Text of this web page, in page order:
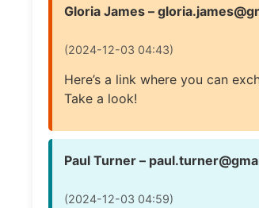
Gloria James –
(2024-12-03 04:43)
Here’s a link where you can
Take a look!
Paul Turner –
(2024-12-03 04:59)